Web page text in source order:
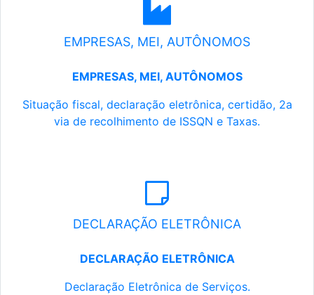
EMPRESAS, MEI, AUTÔNOMOS
EMPRESAS, MEI, AUTÔNOMOS
Situação fiscal, declaração eletrônica, certidão, 2a
via de recolhimento de ISSQN e Taxas.
DECLARAÇÃO ELETRÔNICA
DECLARAÇÃO ELETRÔNICA
Declaração Eletrônica de Serviços.